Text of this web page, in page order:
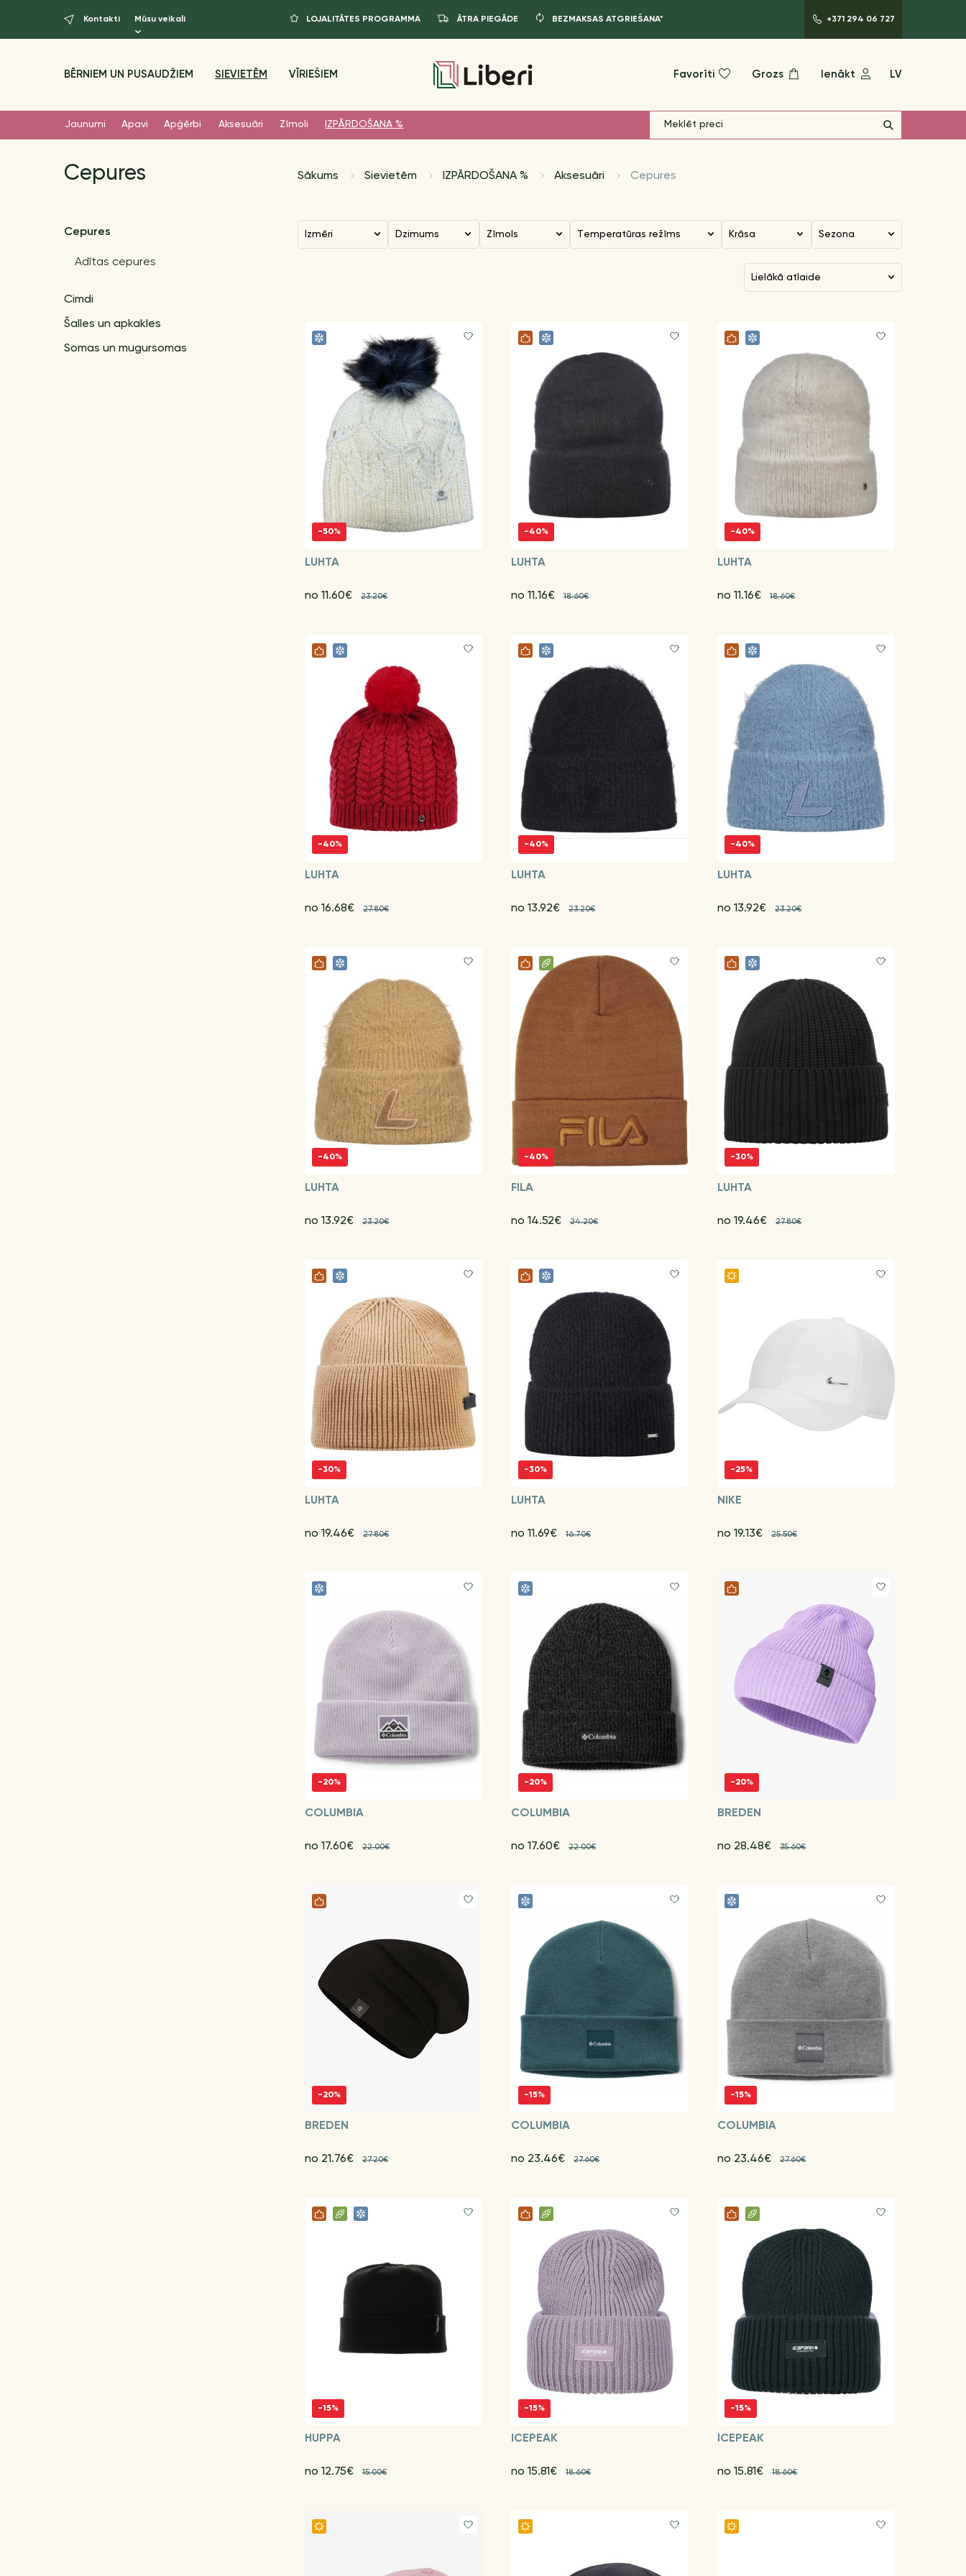
Kontakti Mūsu veikali LOJALITĀTES PROGRAMMA ĀTRA PIEGĀDE BEZMAKSAS ATGRIEŠANA* +371 294 06 727
BĒRNIEM UN PUSAUDŽIEM SIEVIETĒM VĪRIEŠIEM Favorīti Grozs Ienākt LV
Jaunumi Apavi Apģērbi Aksesuāri Zīmoli IZPĀRDOŠANA %
Cepures Sākums Sievietēm IZPĀRDOŠANA % Aksesuāri Cepures
Cepures
Adītas cepures
Cimdi
Šalles un apkakles
Somas un mugursomas
Izmēri Dzimums Zīmols Temperatūras režīms Krāsa Sezona
lielākā atlaide
-50%
LUHTA
no 11.60€ 23.20€
-40%
LUHTA
no 11.16€ 18.60€
-40%
LUHTA
no 11.16€ 18.60€
-40%
LUHTA
no 16.68€ 27.80€
-40%
LUHTA
no 13.92€ 23.20€
-40%
LUHTA
no 13.92€ 23.20€
-40%
LUHTA
no 13.92€ 23.20€
-40%
FILA
no 14.52€ 24.20€
-30%
LUHTA
no 19.46€ 27.80€
-30%
LUHTA
no 19.46€ 27.80€
-30%
LUHTA
no 11.69€ 16.70€
-25%
NIKE
no 19.13€ 25.50€
-20%
COLUMBIA
no 17.60€ 22.00€
-20%
COLUMBIA
no 17.60€ 22.00€
-20%
BREDEN
no 28.48€ 35.60€
-20%
BREDEN
no 21.76€ 27.20€
-15%
COLUMBIA
no 23.46€ 27.60€
-15%
COLUMBIA
no 23.46€ 27.60€
-15%
HUPPA
no 12.75€ 15.00€
-15%
ICEPEAK
no 15.81€ 18.60€
-15%
ICEPEAK
no 15.81€ 18.60€